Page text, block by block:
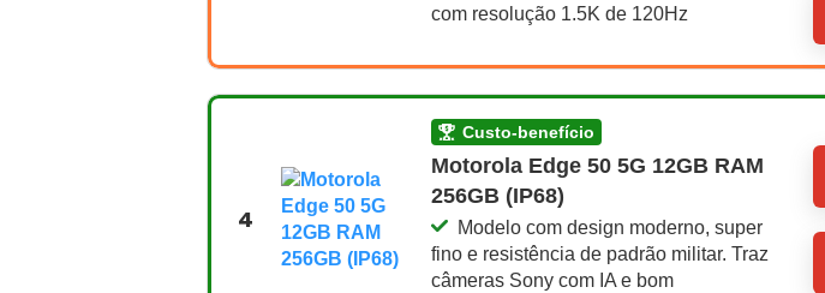
com resolução 1.5K de 120Hz
4
custo-benefício
Motorola Edge 50 5G 12GB RAM
256GB (IP68)
Modelo com design moderno, super
fino e resistência de padrão militar. Traz
câmeras Sony com IA e bom